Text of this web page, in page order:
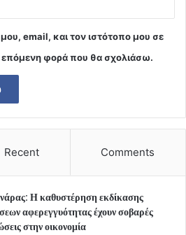
email, και τον ιστότοπο μου σε
επόμενη φορά που θα σχολιάσω.
Recent Comments
Η καθυστέρηση εκδίκασης
αφερεγγυότητας έχουν σοβαρές
στην οικονομία